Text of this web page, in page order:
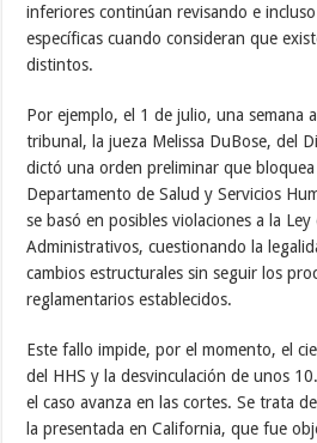
inferiores continúan revisando e
específicas cuando consideran que
distintos.
Por ejemplo, el 1 de julio, una semana
tribunal, la jueza Melissa DuBose, del
dictó una orden preliminar que
Departamento de Salud y Servicios
se basó en posibles violaciones a la
Administrativos, cuestionando la
cambios estructurales sin seguir los
reglamentarios establecidos.
Este fallo impide, por el momento, el
del HHS y la desvinculación de unos
el caso avanza en las cortes. Se trata
la presentada en California, que fue